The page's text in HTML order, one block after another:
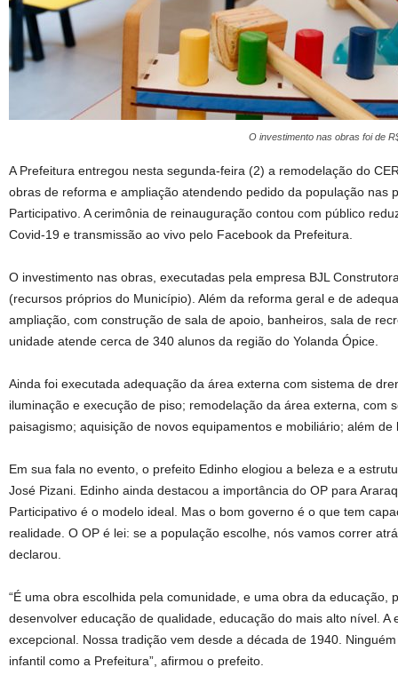
O investimento nas obras foi de
A Prefeitura entregou nesta segunda-feira (2) a remodelação do
obras de reforma e ampliação atendendo pedido da população nas
Participativo. A cerimônia de reinauguração contou com público
Covid-19 e transmissão ao vivo pelo Facebook da Prefeitura.
O investimento nas obras, executadas pela empresa BJL
(recursos próprios do Município). Além da reforma geral e de
ampliação, com construção de sala de apoio, banheiros, sala de
unidade atende cerca de 340 alunos da região do Yolanda Ópice.
Ainda foi executada adequação da área externa com sistema de
iluminação e execução de piso; remodelação da área externa, com
paisagismo; aquisição de novos equipamentos e mobiliário; além de
Em sua fala no evento, o prefeito Edinho elogiou a beleza e a
José Pizani. Edinho ainda destacou a importância do OP para
Participativo é o modelo ideal. Mas o bom governo é o que tem
realidade. O OP é lei: se a população escolhe, nós vamos correr
declarou.
“É uma obra escolhida pela comunidade, e uma obra da educação,
desenvolver educação de qualidade, educação do mais alto nível. A
excepcional. Nossa tradição vem desde a década de 1940.
infantil como a Prefeitura”, afirmou o prefeito.